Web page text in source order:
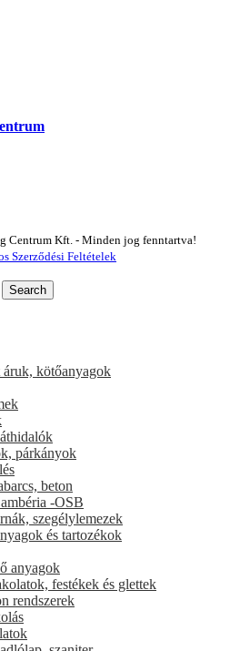
Centrum Kft. - Minden jog fenntartva!
Szerződési Feltételek
Search
áruk, kötőanyagok
párkányok
beton
-OSB
szegélylemezek
és tartozékok
anyagok
festékek és glettek
rendszerek